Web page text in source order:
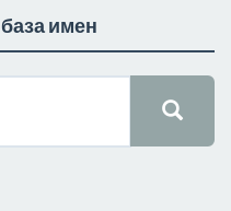
база имен